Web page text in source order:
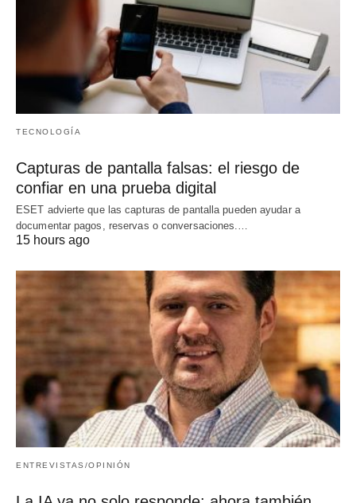
TECNOLOGÍA
Capturas de pantalla falsas: el riesgo de
confiar en una prueba digital
ESET advierte que las capturas de pantalla pueden ayudar a
documentar pagos, reservas o conversaciones.…
15 hours ago
ENTREVISTAS/OPINIÓN